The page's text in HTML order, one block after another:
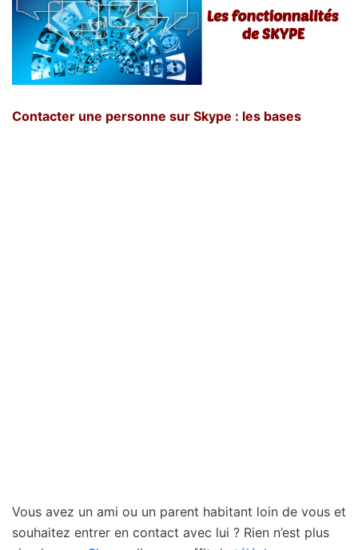
Contacter une personne sur Skype : les bases
Vous avez un ami ou un parent habitant loin de vous et
souhaitez entrer en contact avec lui ? Rien n’est plus